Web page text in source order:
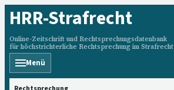
HRR-Strafrecht
Online-Zeitschrift und Rechtsprechungsdatenbank
für höchstrichterliche Rechtsprechung im Strafrecht
Menü
HRRS durchsuchen